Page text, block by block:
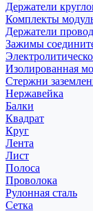
Держатели
Комплекты
Держатели
Зажимы
Изолированная
Стержни
Нержавейка
Балки
Квадрат
Круг
Лента
Лист
Полоса
Проволока
Рулонная сталь
Сетка